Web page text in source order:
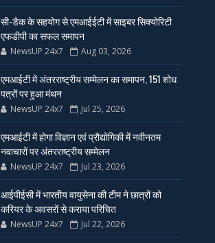
सी-डैक के सहयोग से एमआईईटी में साइबर सिक्योरिटी
एफडीपी का सफल समापन
NewsUP 24x7 Aug 03, 2026
एमआईटी में अंतरराष्ट्रीय सम्मेलन का समापन, 151 शोध
पत्रों पर हुआ मंथन
NewsUP 24x7 Jul 25, 2026
एमआईटी में होगा विज्ञान एवं प्रौद्योगिकी में नवीनतम
नवाचारों पर अंतरराष्ट्रीय सम्मेलन
NewsUP 24x7 Jul 23, 2026
आईपीईसी में भारतीय वायुसेना की टीम ने छात्रों को
करियर के अवसरों से कराया परिचित
NewsUP 24x7 Jul 22, 2026